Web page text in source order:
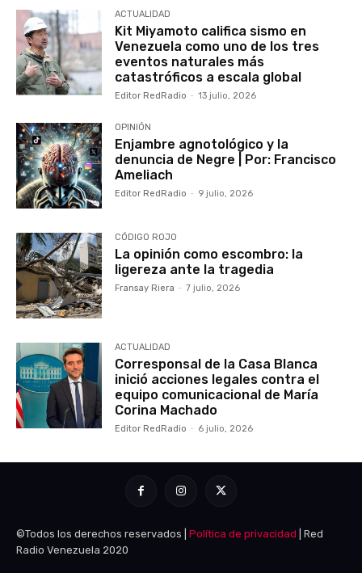
ACTUALIDAD
Kit Miyamoto califica sismo en
Venezuela como uno de los tres
eventos naturales más
catastróficos a escala global
Editor RedRadio - 13 julio, 2026
OPINIÓN
Enjambre agnotológico y la
denuncia de Negre | Por: Francisco
Ameliach
Editor RedRadio - 9 julio, 2026
CÓDIGO ROJO
La opinión como escombro: la
ligereza ante la tragedia
Fransay Riera - 7 julio, 2026
ACTUALIDAD
Corresponsal de la Casa Blanca
inició acciones legales contra el
equipo comunicacional de María
Corina Machado
Editor RedRadio - 6 julio, 2026
©Todos los derechos reservados | Política de privacidad | Red
Radio Venezuela 2020